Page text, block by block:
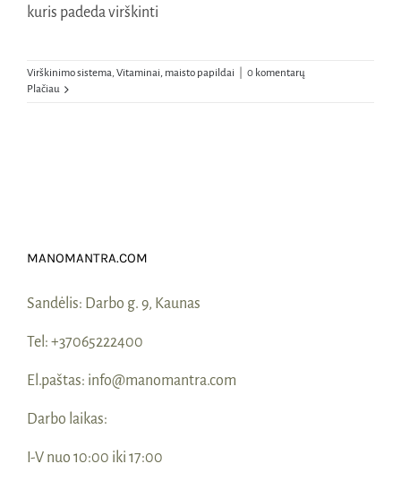
kuris padeda virškinti
Virškinimo sistema, Vitaminai, maisto papildai
0 komentarų
Plačiau
MANOMANTRA.COM
Sandėlis: Darbo g. 9, Kaunas
Tel: +37065222400
El.paštas: info@manomantra.com
Darbo laikas:
I-V nuo 10:00 iki 17:00